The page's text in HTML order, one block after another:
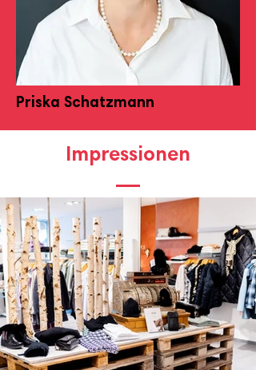
Priska Schatzmann
Impressionen